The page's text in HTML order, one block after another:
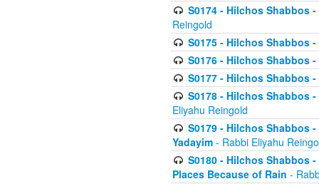
S0174 - Hilchos Shabbos
Reingold
S0175 - Hilchos Shabbos
S0176 - Hilchos Shabbos
S0177 - Hilchos Shabbos
S0178 - Hilchos Shabbos
Eliyahu Reingold
S0179 - Hilchos Shabbos
Yadayim - Rabbi Eliyahu
S0180 - Hilchos Shabbos
Places Because of Rain -